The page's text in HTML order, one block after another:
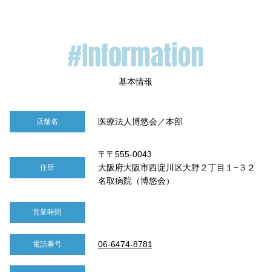
店舗名 医療法人博悠会／本部
住所
〒〒555-0043
大阪府大阪市西淀川区大野２丁目１−３２
名取病院（博悠会）
営業時間
電話番号 06-6474-8781